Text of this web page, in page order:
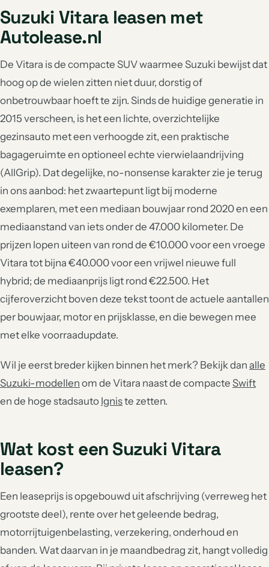
Suzuki Vitara leasen met
Autolease.nl
De Vitara is de compacte SUV waarmee Suzuki bewijst dat
hoog op de wielen zitten niet duur, dorstig of
onbetrouwbaar hoeft te zijn. Sinds de huidige generatie in
2015 verscheen, is het een lichte, overzichtelijke
gezinsauto met een verhoogde zit, een praktische
bagageruimte en optioneel echte vierwielaandrijving
(AllGrip). Dat degelijke, no-nonsense karakter zie je terug
in ons aanbod: het zwaartepunt ligt bij moderne
exemplaren, met een mediaan bouwjaar rond 2020 en een
mediaanstand van iets onder de 47.000 kilometer. De
prijzen lopen uiteen van rond de €10.000 voor een vroege
Vitara tot bijna €40.000 voor een vrijwel nieuwe full
hybrid; de mediaanprijs ligt rond €22.500. Het
cijferoverzicht boven deze tekst toont de actuele aantallen
per bouwjaar, motor en prijsklasse, en die bewegen mee
met elke voorraadupdate.
Wil je eerst breder kijken binnen het merk? Bekijk dan alle
Suzuki-modellen om de Vitara naast de compacte Swift
en de hoge stadsauto Igniste zetten.
Wat kost een Suzuki Vitara
leasen?
Een leaseprijs is opgebouwd uit afschrijving (verreweg het
grootste deel), rente over het geleende bedrag,
motorrijtuigenbelasting, verzekering, onderhoud en
banden. Wat daarvan in je maandbedrag zit, hangt volledig